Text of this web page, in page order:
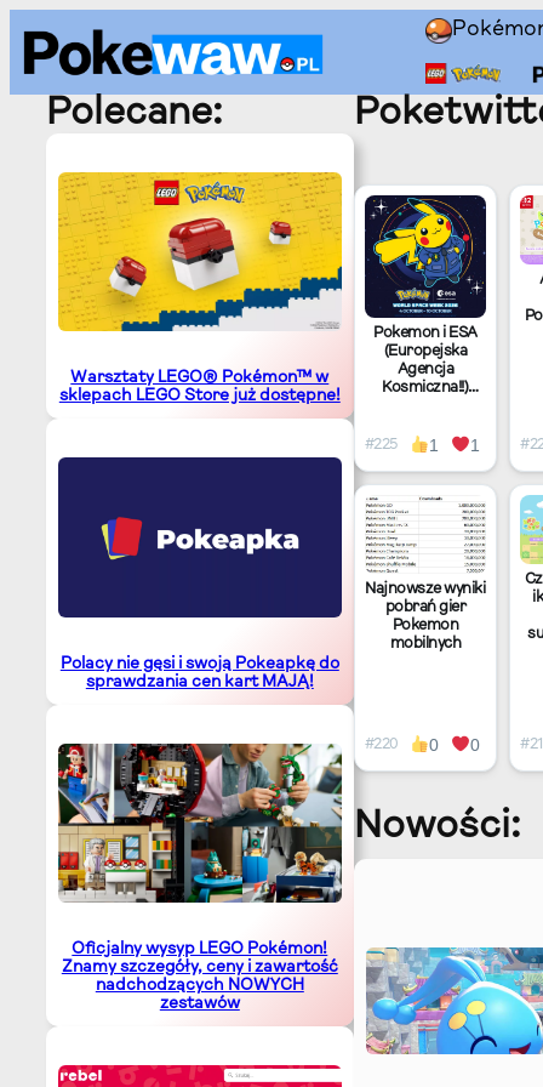
Przejdź
do
treściPolecane:
Warsztaty LEGO® Pokémon™ w
sklepach LEGO Store już dostępne!
Polacy nie gęsi i swoją Pokeapkę do
sprawdzania cen kart MAJĄ!
Oficjalny wysyp LEGO Pokémon!
Znamy szczegóły, ceny i zawartość
nadchodzących NOWYCH
zestawów
Pokemon i ESA
(Europejska
Agencja
Kosmiczna!!)
zbliżającego się
Week 2026.
CZEKAJ, CO?!
#225 1 1
Najnowsze wyniki
pobrań gier
Pokemon
mobilnych
#220 0 0
Nowości: